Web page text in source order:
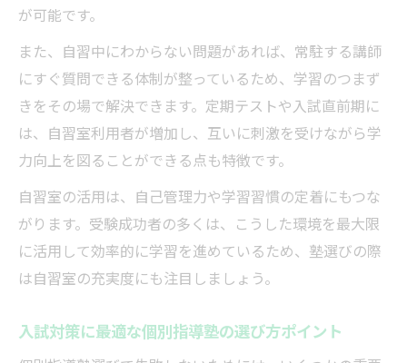
が可能です。
また、自習中にわからない問題があれば、常駐する講師
にすぐ質問できる体制が整っているため、学習のつまず
きをその場で解決できます。定期テストや入試直前期に
は、自習室利用者が増加し、互いに刺激を受けながら学
力向上を図ることができる点も特徴です。
自習室の活用は、自己管理力や学習習慣の定着にもつな
がります。受験成功者の多くは、こうした環境を最大限
に活用して効率的に学習を進めているため、塾選びの際
は自習室の充実度にも注目しましょう。
入試対策に最適な個別指導塾の選び方ポイント